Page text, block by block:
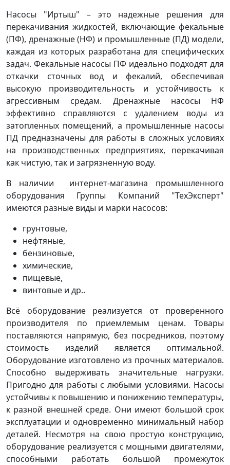
Насосы "Иртыш" – это надежные решения для
перекачивания жидкостей, включающие фекальные
(ПФ), дренажные (НФ) и промышленные (ПД) модели,
каждая из которых разработана для специфических
задач. Фекальные насосы ПФ идеально подходят для
откачки сточных вод и фекалий, обеспечивая
высокую производительность и устойчивость к
агрессивным средам. Дренажные насосы НФ
эффективно справляются с удалением воды из
затопленных помещений, а промышленные насосы
ПД предназначены для работы в сложных условиях
на производственных предприятиях, перекачивая
как чистую, так и загрязненную воду.
В наличии интернет-магазина промышленного
оборудования Группы Компаний "ТехЭксперт"
имеются разные виды и марки насосов:
грунтовые,
нефтяные,
бензиновые,
химические,
пищевые,
винтовые и др..
Всё оборудование реализуется от проверенного
производителя по приемлемым ценам. Товары
поставляются напрямую, без посредников, поэтому
стоимость изделий является оптимальной.
Оборудование изготовлено из прочных материалов.
Способно выдерживать значительные нагрузки.
Пригодно для работы с любыми условиями. Насосы
устойчивы к повышению и понижению температуры,
к разной внешней среде. Они имеют большой срок
эксплуатации и одновременно минимальный набор
деталей. Несмотря на свою простую конструкцию,
оборудование реализуется с мощными двигателями,
способными работать большой промежуток